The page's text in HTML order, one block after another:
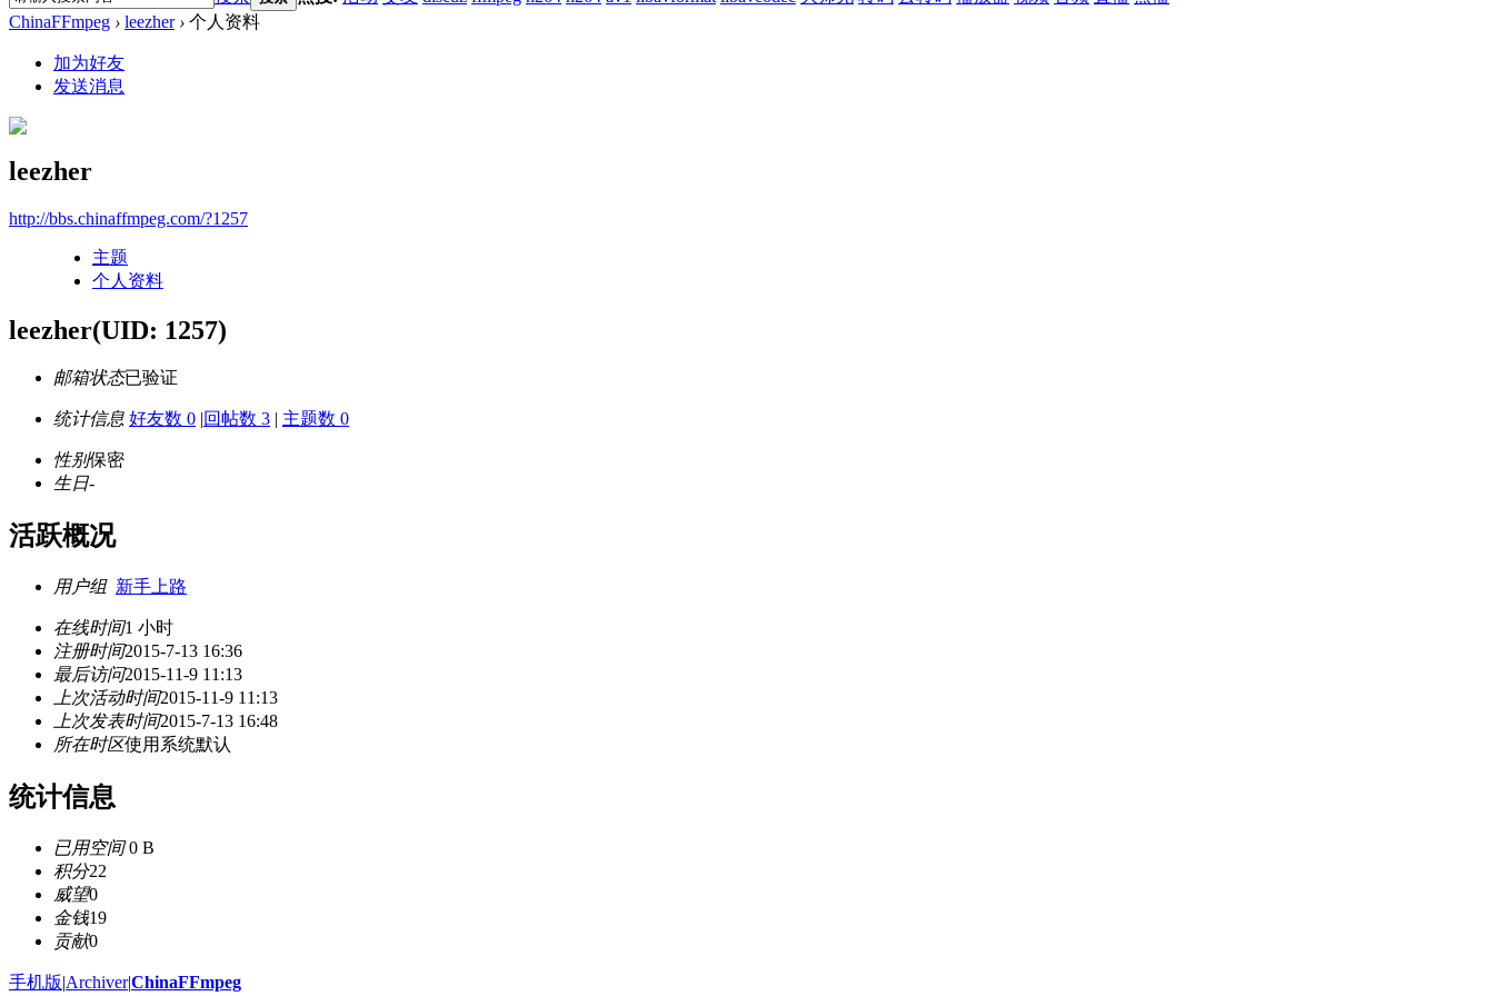
ChinaFFmpeg › leezher › 个人资料
加为好友
发送消息
leezher
http://bbs.chinaffmpeg.com/?1257
主题
个人资料
leezher(UID: 1257)
邮箱状态已验证
统计信息 好友数 0 |回帖数 3 | 主题数 0
性别保密
生日-
活跃概况
用户组 新手上路
在线时间1 小时
注册时间2015-7-13 16:36
最后访问2015-11-9 11:13
上次活动时间2015-11-9 11:13
上次发表时间2015-7-13 16:48
所在时区使用系统默认
统计信息
已用空间0 B
积分22
威望0
金钱19
贡献0
手机版|Archiver|ChinaFFmpeg